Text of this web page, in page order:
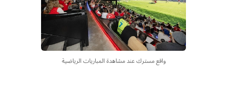
واقع مسترك عند مشاهدة المباريات الرياضية